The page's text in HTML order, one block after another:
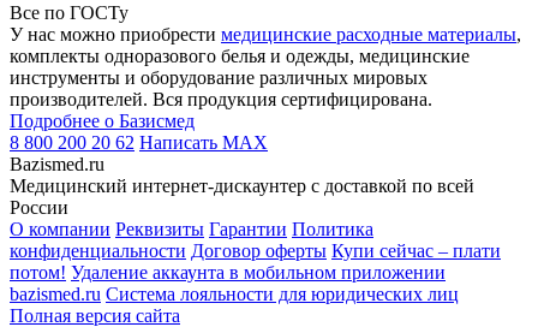
Все по ГОСТу
У нас можно приобрести медицинские расходные материалы,
комплекты одноразового белья и одежды, медицинские
инструменты и оборудование различных мировых
производителей. Вся продукция сертифицирована.
Подробнее о Базисмед
8 800 200 20 62 Написать MAX
Bazismed.ru
Медицинский интернет-дискаунтер с доставкой по всей
России
О компании Реквизиты Гарантии Политика
конфиденциальности Договор оферты Купи сейчас – плати
потом! Удаление аккаунта в мобильном приложении
bazismed.ru Система лояльности для юридических лиц
Полная версия сайта